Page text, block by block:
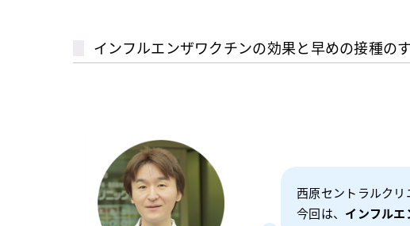
インフルエンザワクチンの効果と早めの接種の
西原セントラルクリ
今回は、 インフル